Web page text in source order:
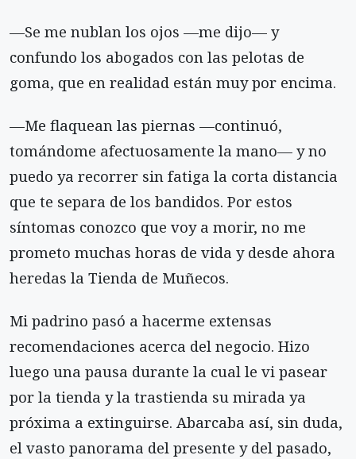
—Se me nublan los ojos —me dijo— y
confundo los abogados con las pelotas de
goma, que en realidad están muy por encima.
—Me flaquean las piernas —continuó,
tomándome afectuosamente la mano— y no
puedo ya recorrer sin fatiga la corta distancia
que te separa de los bandidos. Por estos
síntomas conozco que voy a morir, no me
prometo muchas horas de vida y desde ahora
heredas la Tienda de Muñecos.
Mi padrino pasó a hacerme extensas
recomendaciones acerca del negocio. Hizo
luego una pausa durante la cual le vi pasear
por la tienda y la trastienda su mirada ya
próxima a extinguirse. Abarcaba así, sin duda,
el vasto panorama del presente y del pasado,